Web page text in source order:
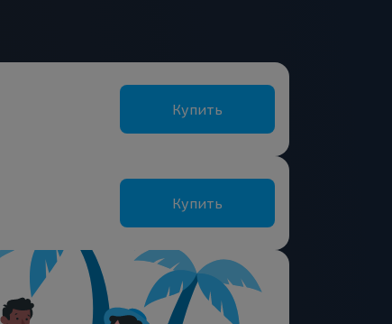
Купить
Купить